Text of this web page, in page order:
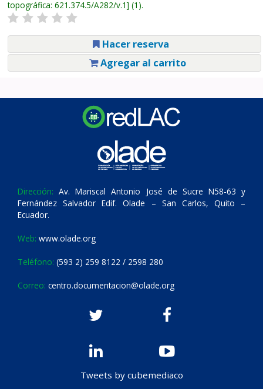
topográfica: 621.374.5/A282/v.1 (1).
Hacer reserva
Agregar al carrito
Dirección: Av. Mariscal Antonio José de Sucre N58-63 y
Fernández Salvador Edif. Olade – San Carlos, Quito –
Ecuador.
Web: www.olade.org
Teléfono: (593 2) 259 8122 / 2598 280
Correo: centro.documentacion@olade.org
Tweets by cubemediaco